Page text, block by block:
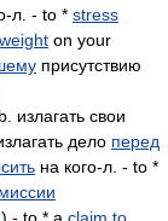
л. - to * stress
weight on your
присутствию
излагать свои
дело перед
на кого-л. - to *